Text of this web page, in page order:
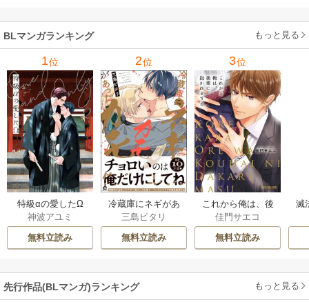
BLマンガランキング もっと見る
1位
特級αの愛したΩ
神波アユミ
無料立読み
2位
冷蔵庫にネギがあ
ったカモ
三島ピタリ
無料立読み
3位
これから俺は、後
輩に抱かれます
佳門サエコ
無料立読み
滅
先行作品(BLマンガ)ランキング もっと見る